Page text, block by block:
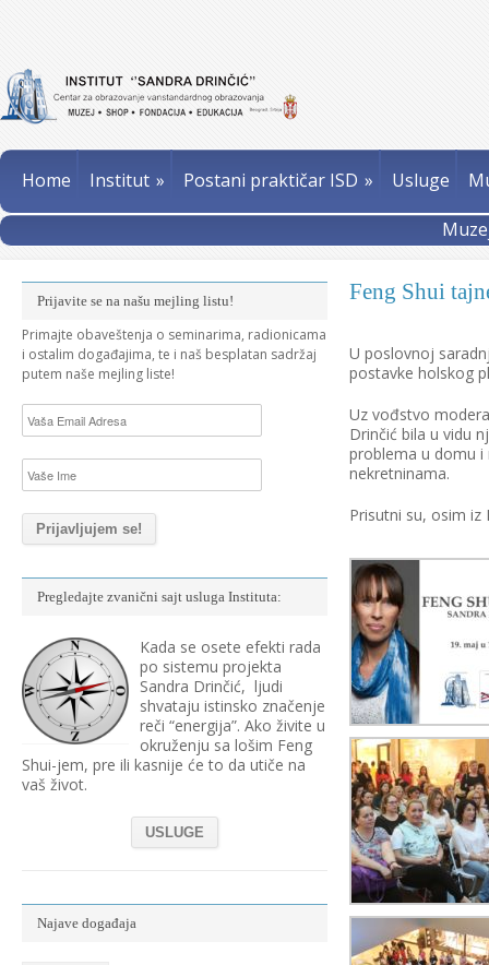
Home Institut » Postani praktičar ISD » Usluge
Feng Shui
U poslovnoj
postavke holskog
Uz vođstvo
Drinčić bila u vidu
problema u domu i
nekretninama.
Prisutni su, osim
Prijavite se na našu mejling listu!
Primajte obaveštenja o seminarima, radionicama
i ostalim događajima, te i naš besplatan sadržaj
putem naše mejling liste!
Pregledajte zvanični sajt usluga Instituta:
Kada se osete efekti rada
po sistemu projekta
Sandra Drinčić, ljudi
shvataju istinsko značenje
reči “energija”. Ako živite u
okruženju sa lošim Feng
Shui-jem, pre ili kasnije će to da utiče na
vaš život.
USLUGE
Najave događaja